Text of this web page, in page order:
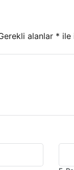
alanlar * ile